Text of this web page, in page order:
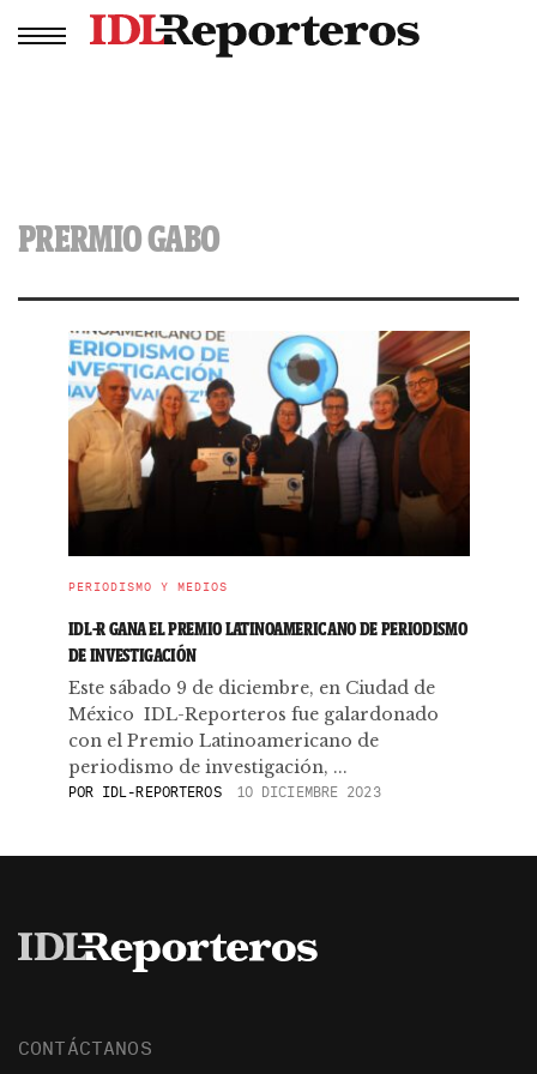
PRERMIO GABO
PERIODISMO Y MEDIOS
IDL-R GANA EL PREMIO LATINOAMERICANO DE PERIODISMO
DE INVESTIGACIÓN
Este sábado 9 de diciembre, en Ciudad de
México IDL-Reporteros fue galardonado
con el Premio Latinoamericano de
periodismo de investigación, ...
POR IDL-REPORTEROS 10 DICIEMBRE 2023
CONTÁCTANOS